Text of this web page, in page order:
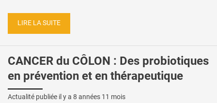
LIRE LA SUITE
CANCER du CÔLON : Des probiotiques
en prévention et en thérapeutique
Actualité publiée il y a 8 années 11 mois